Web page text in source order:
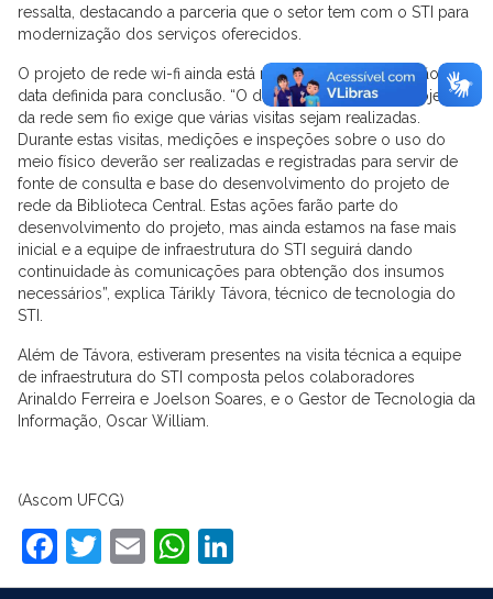
ressalta, destacando a parceria que o setor tem com o STI para
modernização dos serviços oferecidos.
O projeto de rede wi-fi ainda está na fase inicial e ainda não tem
data definida para conclusão. “O desenvolvimento do projeto
da rede sem fio exige que várias visitas sejam realizadas.
Durante estas visitas, medições e inspeções sobre o uso do
meio físico deverão ser realizadas e registradas para servir de
fonte de consulta e base do desenvolvimento do projeto de
rede da Biblioteca Central. Estas ações farão parte do
desenvolvimento do projeto, mas ainda estamos na fase mais
inicial e a equipe de infraestrutura do STI seguirá dando
continuidade às comunicações para obtenção dos insumos
necessários”, explica Tárikly Távora, técnico de tecnologia do
STI.
Além de Távora, estiveram presentes na visita técnica a equipe
de infraestrutura do STI composta pelos colaboradores
Arinaldo Ferreira e Joelson Soares, e o Gestor de Tecnologia da
Informação, Oscar William.
(Ascom UFCG)
Facebook
Twitter
EmailWhatsApp